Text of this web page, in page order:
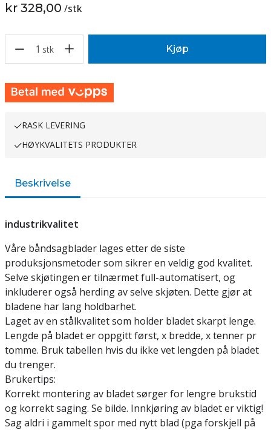
kr 328,00 /stk
1 stk Kjøp
RASK LEVERING
HØYKVALITETS PRODUKTER
Beskrivelse
industrikvalitet
Våre båndsagblader lages etter de siste
produksjonsmetoder som sikrer en veldig god kvalitet.
Selve skjøtingen er tilnærmet full-automatisert, og
inkluderer også herding av selve skjøten. Dette gjør at
bladene har lang holdbarhet.
Laget av en stålkvalitet som holder bladet skarpt lenge.
Lengde på bladet er oppgitt først, x bredde, x tenner pr
tomme. Bruk tabellen hvis du ikke vet lengden på bladet
du trenger.
Brukertips:
Korrekt montering av bladet sørger for lengre brukstid
og korrekt saging. Se bilde. Innkjøring av bladet er viktig!
Sag aldri i gammelt spor med nytt blad (pga forskjell på